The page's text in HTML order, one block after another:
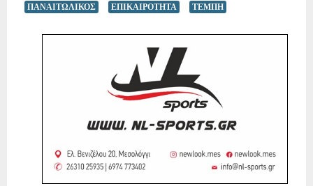
ΠΑΝΑΙΤΩΛΙΚΟΣ ΕΠΙΚΑΙΡΟΤΗΤΑ ΤΕΜΠΗ